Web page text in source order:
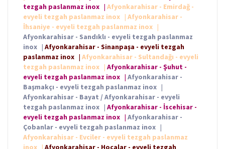
tezgah paslanmaz inox | Afyonkarahisar - Emirdağ -
evyeli tezgah paslanmaz inox | Afyonkarahisar -
İhsaniye - evyeli tezgah paslanmaz inox |
Afyonkarahisar - Sandıklı - evyeli tezgah paslanmaz
inox | Afyonkarahisar - Sinanpaşa - evyeli tezgah
paslanmaz inox | Afyonkarahisar - Sultandağı - evyeli
tezgah paslanmaz inox | Afyonkarahisar - Şuhut -
evyeli tezgah paslanmaz inox | Afyonkarahisar -
Başmakçı - evyeli tezgah paslanmaz inox |
Afyonkarahisar - Bayat / Afyonkarahisar - evyeli
tezgah paslanmaz inox | Afyonkarahisar - İscehisar -
evyeli tezgah paslanmaz inox | Afyonkarahisar -
Çobanlar - evyeli tezgah paslanmaz inox |
Afyonkarahisar - Evciler - evyeli tezgah paslanmaz
inox | Afyonkarahisar - Hocalar - evyeli tezgah